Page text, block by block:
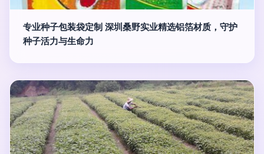
专业种子包装袋定制 深圳桑野实业精选铝箔材质，守护
种子活力与生命力